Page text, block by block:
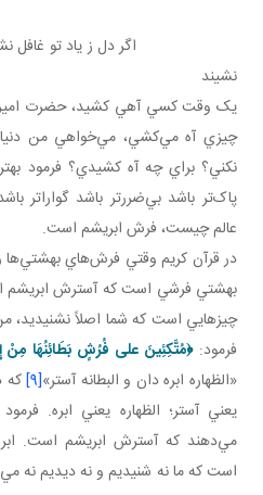
اگر دل ز ياد تو غافل
نشيند
يک وقت کسي آهي کشيد، حضرت امير
چيزي آه مي‌کشي، مي‌خواهي من دنيا
نکني؟ براي چه آه کشيدي؟ فرمود
پاک‌تر باشد بي‌‌ضررتر باشد ‌گواراتر
عالم چيست، فرش ابريشم است.
در قرآن کريم وقتي فرش‌هاي
بهشتي فرشي است که آسترش ابريشم
چيزهايي است که شما اصلاً نشنيديد،
فرمود:﴿مُتَّكِئِينَ علی فُرُشٍ بَطَائِنُهَا مِنْ
«الظهاره ابره دان و البطانه آستر»[9] که
يعني آستر؛ الظهاره يعني ابره.
مي‌دهند که آسترش ابريشم است.
است که ما نه شنيديم و نه ديديم نه